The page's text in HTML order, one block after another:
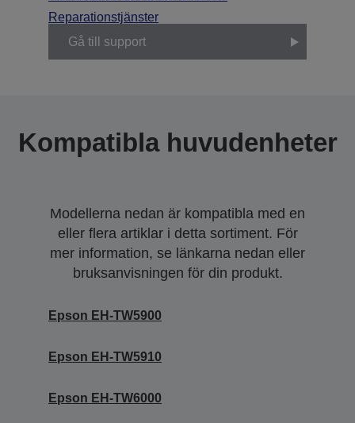
Reparationstjänster
Gå till support
Kompatibla huvudenheter
Modellerna nedan är kompatibla med en
eller flera artiklar i detta sortiment. För
mer information, se länkarna nedan eller
bruksanvisningen för din produkt.
Epson EH-TW5900
Epson EH-TW5910
Epson EH-TW6000